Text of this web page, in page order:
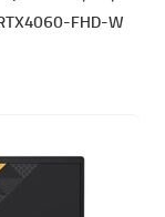
FHD-W